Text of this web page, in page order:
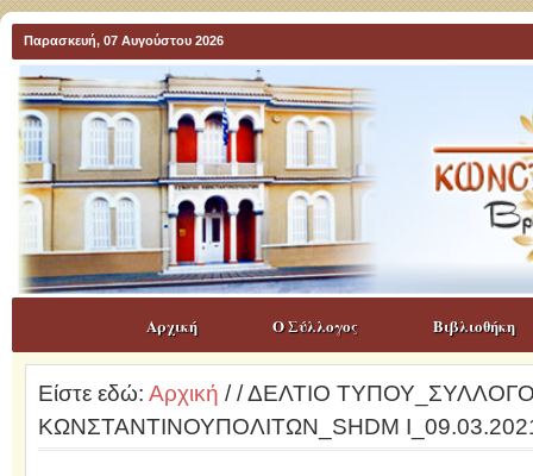
Παρασκευή, 07 Αυγούστου 2026
Αρχική Ο Σύλλογος Βιβλιοθήκη
Είστε εδώ: Αρχική // ΔΕΛΤΙΟ
ΚΩΝΣΤΑΝΤΙΝΟΥΠΟΛΙΤΩΝ_SHDM